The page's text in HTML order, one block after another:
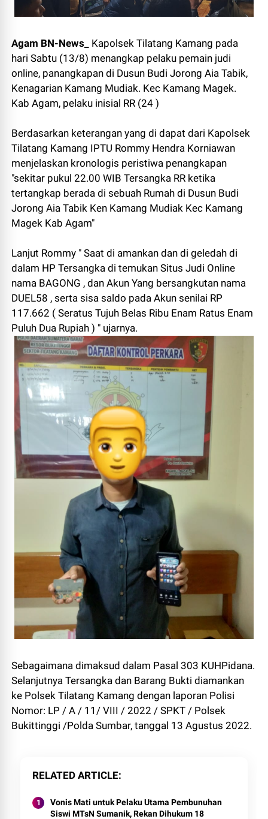
Agam BN-News_
Kapolsek Tilatang Kamang pada
hari Sabtu (13/8) menangkap pelaku pemain judi
online, panangkapan di Dusun Budi Jorong Aia Tabik,
Kenagarian Kamang Mudiak. Kec Kamang Magek.
Kab Agam, pelaku inisial RR (24 )
Berdasarkan keterangan yang di dapat dari Kapolsek
Tilatang Kamang IPTU Rommy Hendra Korniawan
menjelaskan kronologis peristiwa penangkapan
"sekitar pukul 22.00 WIB Tersangka RR ketika
tertangkap berada di sebuah Rumah di Dusun Budi
Jorong Aia Tabik Ken Kamang Mudiak Kec Kamang
Magek Kab Agam"
Lanjut Rommy " Saat di amankan dan di geledah di
dalam HP Tersangka di temukan Situs Judi Online
nama BAGONG , dan Akun Yang bersangkutan nama
DUEL58 , serta sisa saldo pada Akun senilai RP
117.662 ( Seratus Tujuh Belas Ribu Enam Ratus Enam
Puluh Dua Rupiah ) " ujarnya.
Sebagaimana dimaksud dalam Pasal 303 KUHPidana.
Selanjutnya Tersangka dan Barang Bukti diamankan
ke Polsek Tilatang Kamang dengan laporan Polisi
Nomor: LP / A / 11/ VIII / 2022 / SPKT / Polsek
Bukittinggi /Polda Sumbar, tanggal 13 Agustus 2022.
RELATED ARTICLE
Vonis Mati untuk Pelaku Utama Pembunuhan
Siswi MTsN Sumanik, Rekan Dihukum 18